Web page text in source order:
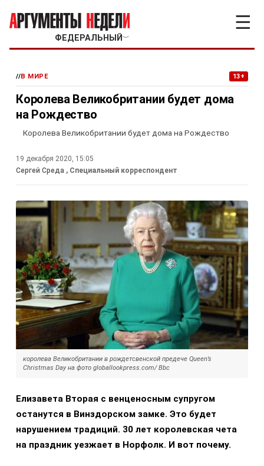
ФЕДЕРАЛЬНЫЙ ﹀
☰
//В МИРЕ 13+
Королева Великобритании будет дома
на Рождество
Королева Великобритании будет дома на Рождество
19 декабря 2020, 15:05
Сергей Среда , Специальный корреспондент
королева Великобритании в рождетсвенской предече Queen’s
Christmas Day на фото globallookpress.com/ Bbc
Елизавета Вторая с венценосным супругом
останутся в Винздорском замке. Это будет
нарушением традиций. 30 лет королевская чета
на праздник уезжает в Норфолк. И вот почему.